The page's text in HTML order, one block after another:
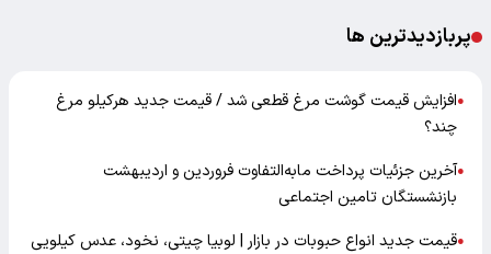
پربازدیدترین ها
●افزایش قیمت گوشت مرغ قطعی شد / قیمت جدید هرکیلو مرغ
چند؟
●آخرین جزئیات پرداخت مابه‌التفاوت فروردین و اردیبهشت
بازنشستگان تامین اجتماعی
●قیمت جدید انواع حبوبات در بازار | لوبیا چیتی، نخود، عدس کیلویی